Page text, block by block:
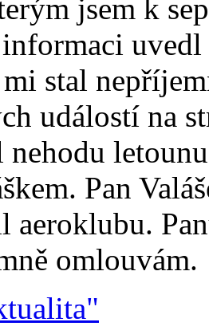
jsem k
uvedl
mi stal
událostí na
nehodu
Pan
aeroklubu.
omlouvám.